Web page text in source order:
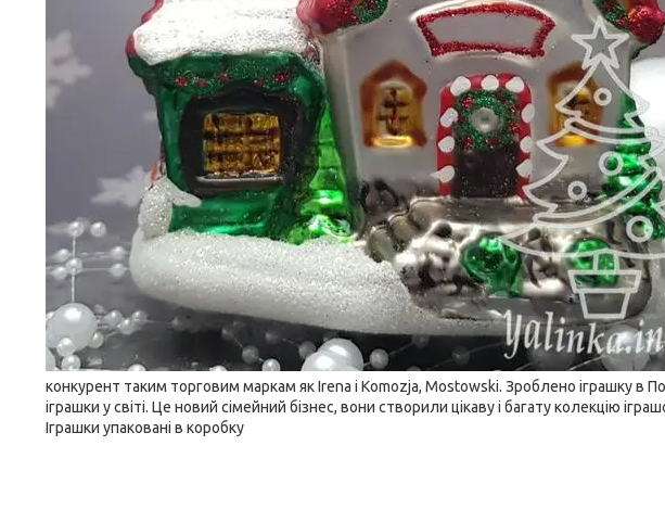
конкурент таким торговим маркам як Irena і Komozja, Mostowski. Зроблено іграшку в
іграшки у світі. Це новий сімейний бізнес, вони створили цікаву і багату колекцію
Іграшки упаковані в коробку